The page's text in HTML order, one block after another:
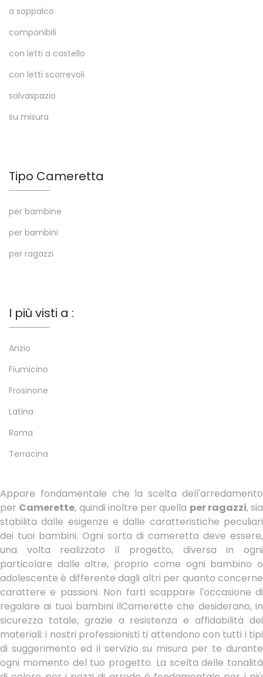
a soppalco
componibili
con letti a castello
con letti scorrevoli
salvaspazio
su misura
Tipo Cameretta
per bambine
per bambini
per ragazzi
I più visti a :
Anzio
Fiumicino
Frosinone
Latina
Roma
Terracina
Appare fondamentale che la scelta dell'arredamento
per Camerette, quindi inoltre per quella per ragazzi, sia
stabilita dalle esigenze e dalle caratteristiche peculiari
dei tuoi bambini. Ogni sorta di cameretta deve essere,
una volta realizzato il progetto, diversa in ogni
particolare dalle altre, proprio come ogni bambino o
adolescente è differente dagli altri per quanto concerne
carattere e passioni. Non farti scappare l'occasione di
regalare ai tuoi bambini ilCamerette che desiderano, in
sicurezza totale, grazie a resistenza e affidabilità dei
materiali: i nostri professionisti ti attendono con tutti i tipi
di suggerimento ed il servizio su misura per te durante
ogni momento del tuo progetto. La scelta delle tonalità